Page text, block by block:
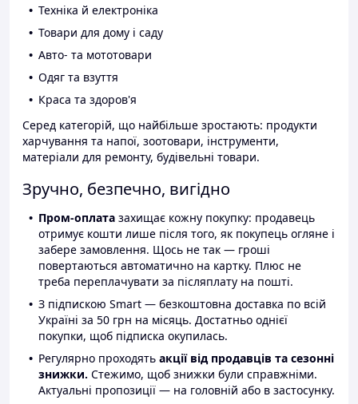
Техніка й електроніка
Товари для дому і саду
Авто- та мототовари
Одяг та взуття
Краса та здоров'я
Серед категорій, що найбільше зростають: продукти
харчування та напої, зоотовари, інструменти,
матеріали для ремонту, будівельні товари.
Зручно, безпечно, вигідно
Пром-оплата захищає кожну покупку: продавець
отримує кошти лише після того, як покупець огляне і
забере замовлення. Щось не так — гроші
повертаються автоматично на картку. Плюс не
треба переплачувати за післяплату на пошті.
З підпискою Smart — безкоштовна доставка по всій
Україні за 50 грн на місяць. Достатньо однієї
покупки, щоб підписка окупилась.
Регулярно проходять акції від продавців та сезонні
знижки. Стежимо, щоб знижки були справжніми.
Актуальні пропозиції — на головній або в застосунку.